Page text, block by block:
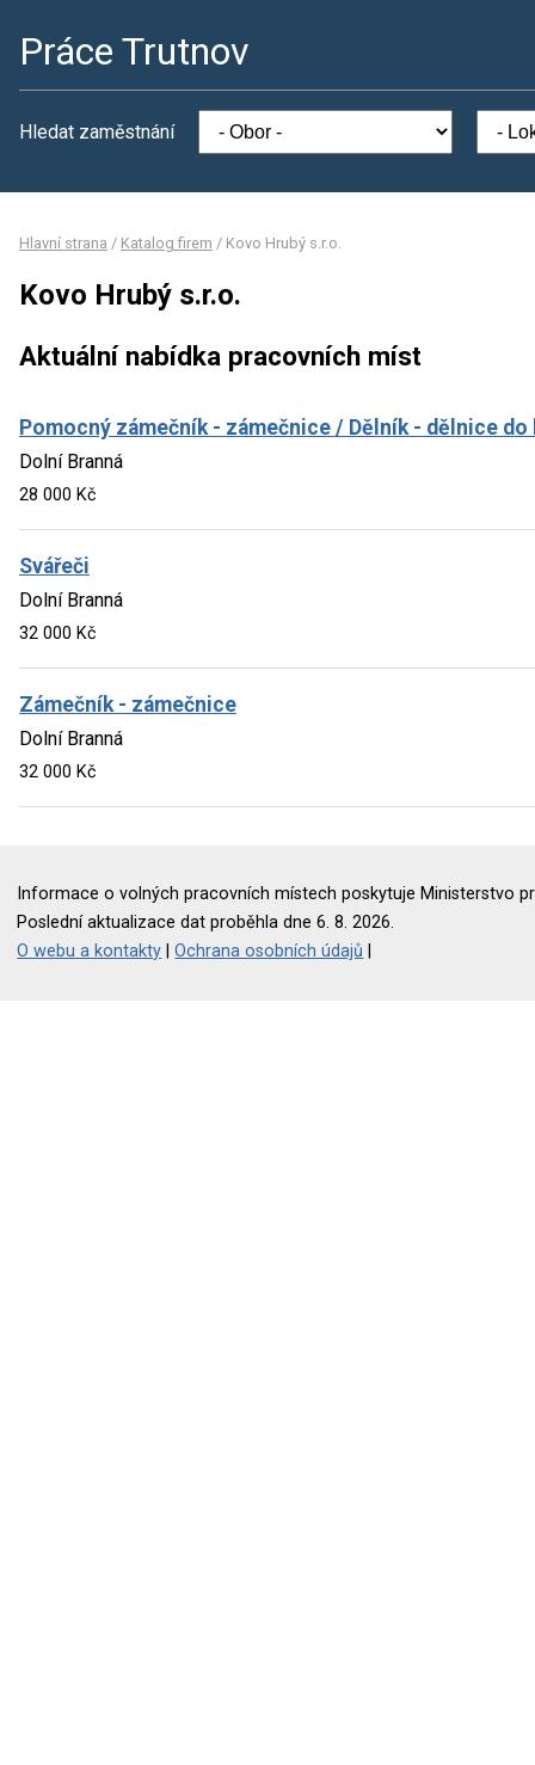
Práce Trutnov
Hledat zaměstnání
Hlavní strana / Katalog firem / Kovo Hrubý s.r.o.
Kovo Hrubý s.r.o.
Aktuální nabídka pracovních míst
Pomocný zámečník - zámečnice / Dělník - dělnice
Dolní Branná
28 000 Kč
Svářeči
Dolní Branná
32 000 Kč
Zámečník - zámečnice
Dolní Branná
32 000 Kč
Informace o volných pracovních místech poskytuje Ministerstvo
Poslední aktualizace dat proběhla dne 6. 8. 2026.
O webu a kontakty |Ochrana osobních údajů